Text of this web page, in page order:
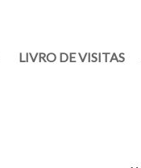
LIVRO DE VISITAS